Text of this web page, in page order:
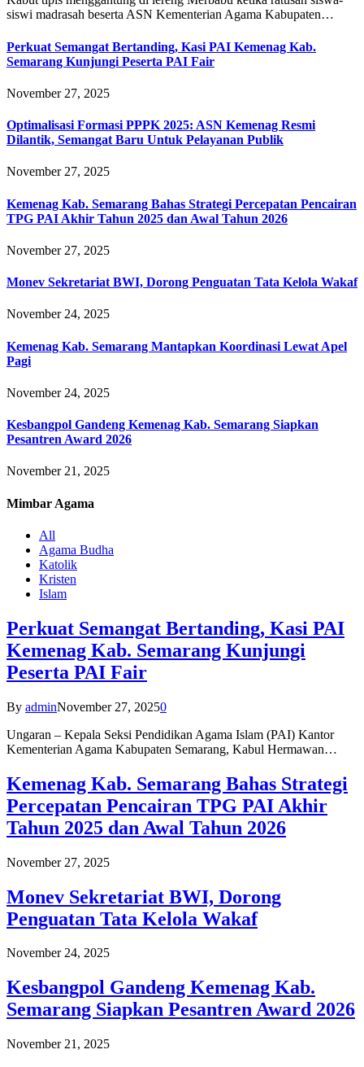
siswi madrasah beserta ASN Kementerian Agama Kabupaten…
Perkuat Semangat Bertanding, Kasi PAI Kemenag Kab.
Semarang Kunjungi Peserta PAI Fair
November 27, 2025
Optimalisasi Formasi PPPK 2025: ASN Kemenag Resmi
Dilantik, Semangat Baru Untuk Pelayanan Publik
November 27, 2025
Kemenag Kab. Semarang Bahas Strategi Percepatan Pencairan
TPG PAI Akhir Tahun 2025 dan Awal Tahun 2026
November 27, 2025
Monev Sekretariat BWI, Dorong Penguatan Tata Kelola Wakaf
November 24, 2025
Kemenag Kab. Semarang Mantapkan Koordinasi Lewat Apel
Pagi
November 24, 2025
Kesbangpol Gandeng Kemenag Kab. Semarang Siapkan
Pesantren Award 2026
November 21, 2025
Mimbar Agama
All
Agama Budha
Katolik
Kristen
Islam
Perkuat Semangat Bertanding, Kasi PAI
Kemenag Kab. Semarang Kunjungi
Peserta PAI Fair
By adminNovember 27, 20250
Ungaran – Kepala Seksi Pendidikan Agama Islam (PAI) Kantor
Kementerian Agama Kabupaten Semarang, Kabul Hermawan…
Kemenag Kab. Semarang Bahas Strategi
Percepatan Pencairan TPG PAI Akhir
Tahun 2025 dan Awal Tahun 2026
November 27, 2025
Monev Sekretariat BWI, Dorong
Penguatan Tata Kelola Wakaf
November 24, 2025
Kesbangpol Gandeng Kemenag Kab.
Semarang Siapkan Pesantren Award 2026
November 21, 2025